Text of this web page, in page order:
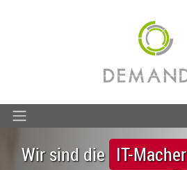
Wir sind die IT-Macher